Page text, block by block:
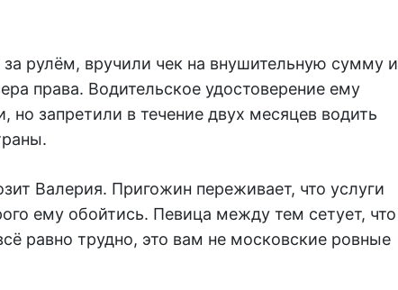
рулём, вручили чек на внушительную сумму и
права. Водительское удостоверение ему
но запретили в течение двух месяцев водить
Валерия. Пригожин переживает, что услуги
ему обойтись. Певица между тем сетует, что
равно трудно, это вам не московские ровные